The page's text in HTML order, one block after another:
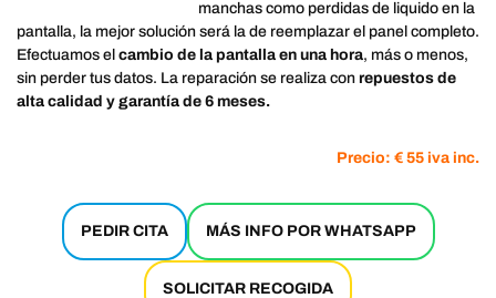
manchas como perdidas de liquido en la
pantalla, la mejor solución será la de reemplazar el panel completo.
Efectuamos el cambio de la pantalla en una hora, más o menos,
sin perder tus datos. La reparación se realiza con repuestos de
alta calidad y garantía de 6 meses.
Precio: € 55 iva inc.
PEDIR CITA MÁS INFO POR WHATSAPP
SOLICITAR RECOGIDA